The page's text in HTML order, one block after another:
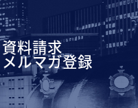
資料請求
メルマガ登録